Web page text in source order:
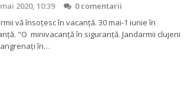
2020, 10:39
0 comentarii
vă însoţesc în vacanţă. 30 mai-1 iunie în
"O minivacanţă în siguranţă. Jandarmii clujeni
în…